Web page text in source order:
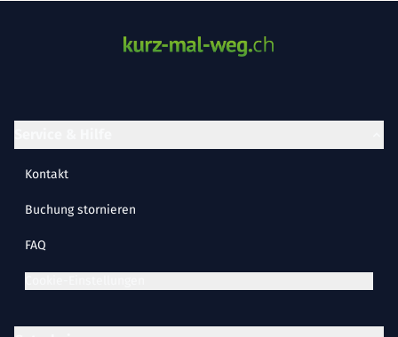
Kontakt
Buchung stornieren
FAQ